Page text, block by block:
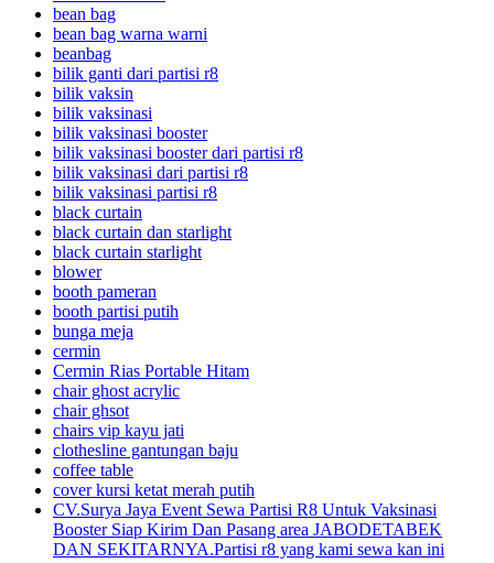
bean bag
bean bag warna warni
beanbag
bilik ganti dari partisi r8
bilik vaksin
bilik vaksinasi
bilik vaksinasi booster
bilik vaksinasi booster dari partisi r8
bilik vaksinasi dari partisi r8
bilik vaksinasi partisi r8
black curtain
black curtain dan starlight
black curtain starlight
blower
booth pameran
booth partisi putih
bunga meja
cermin
Cermin Rias Portable Hitam
chair ghost acrylic
chair ghsot
chairs vip kayu jati
clothesline gantungan baju
coffee table
cover kursi ketat merah putih
CV.Surya Jaya Event Sewa Partisi R8 Untuk Vaksinasi
Booster Siap Kirim Dan Pasang area JABODETABEK
DAN SEKITARNYA.Partisi r8 yang kami sewa kan ini